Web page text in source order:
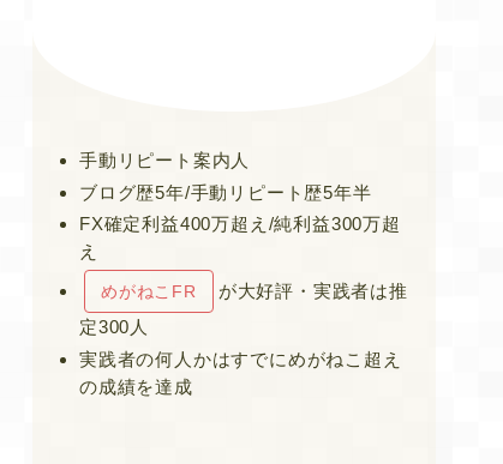
手動リピート案内人
ブログ歴5年/手動リピート歴5年半
FX確定利益400万超え/純利益300万超
え
めがねこFR
が大好評・実践者は推
定300人
実践者の何人かはすでにめがねこ超え
の成績を達成